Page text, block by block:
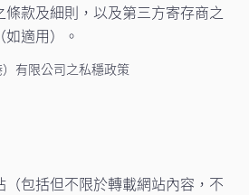
款及細則，以及第三方寄存商之
適用）。
有限公司之私穩政策
包括但不限於轉載網站內容，不